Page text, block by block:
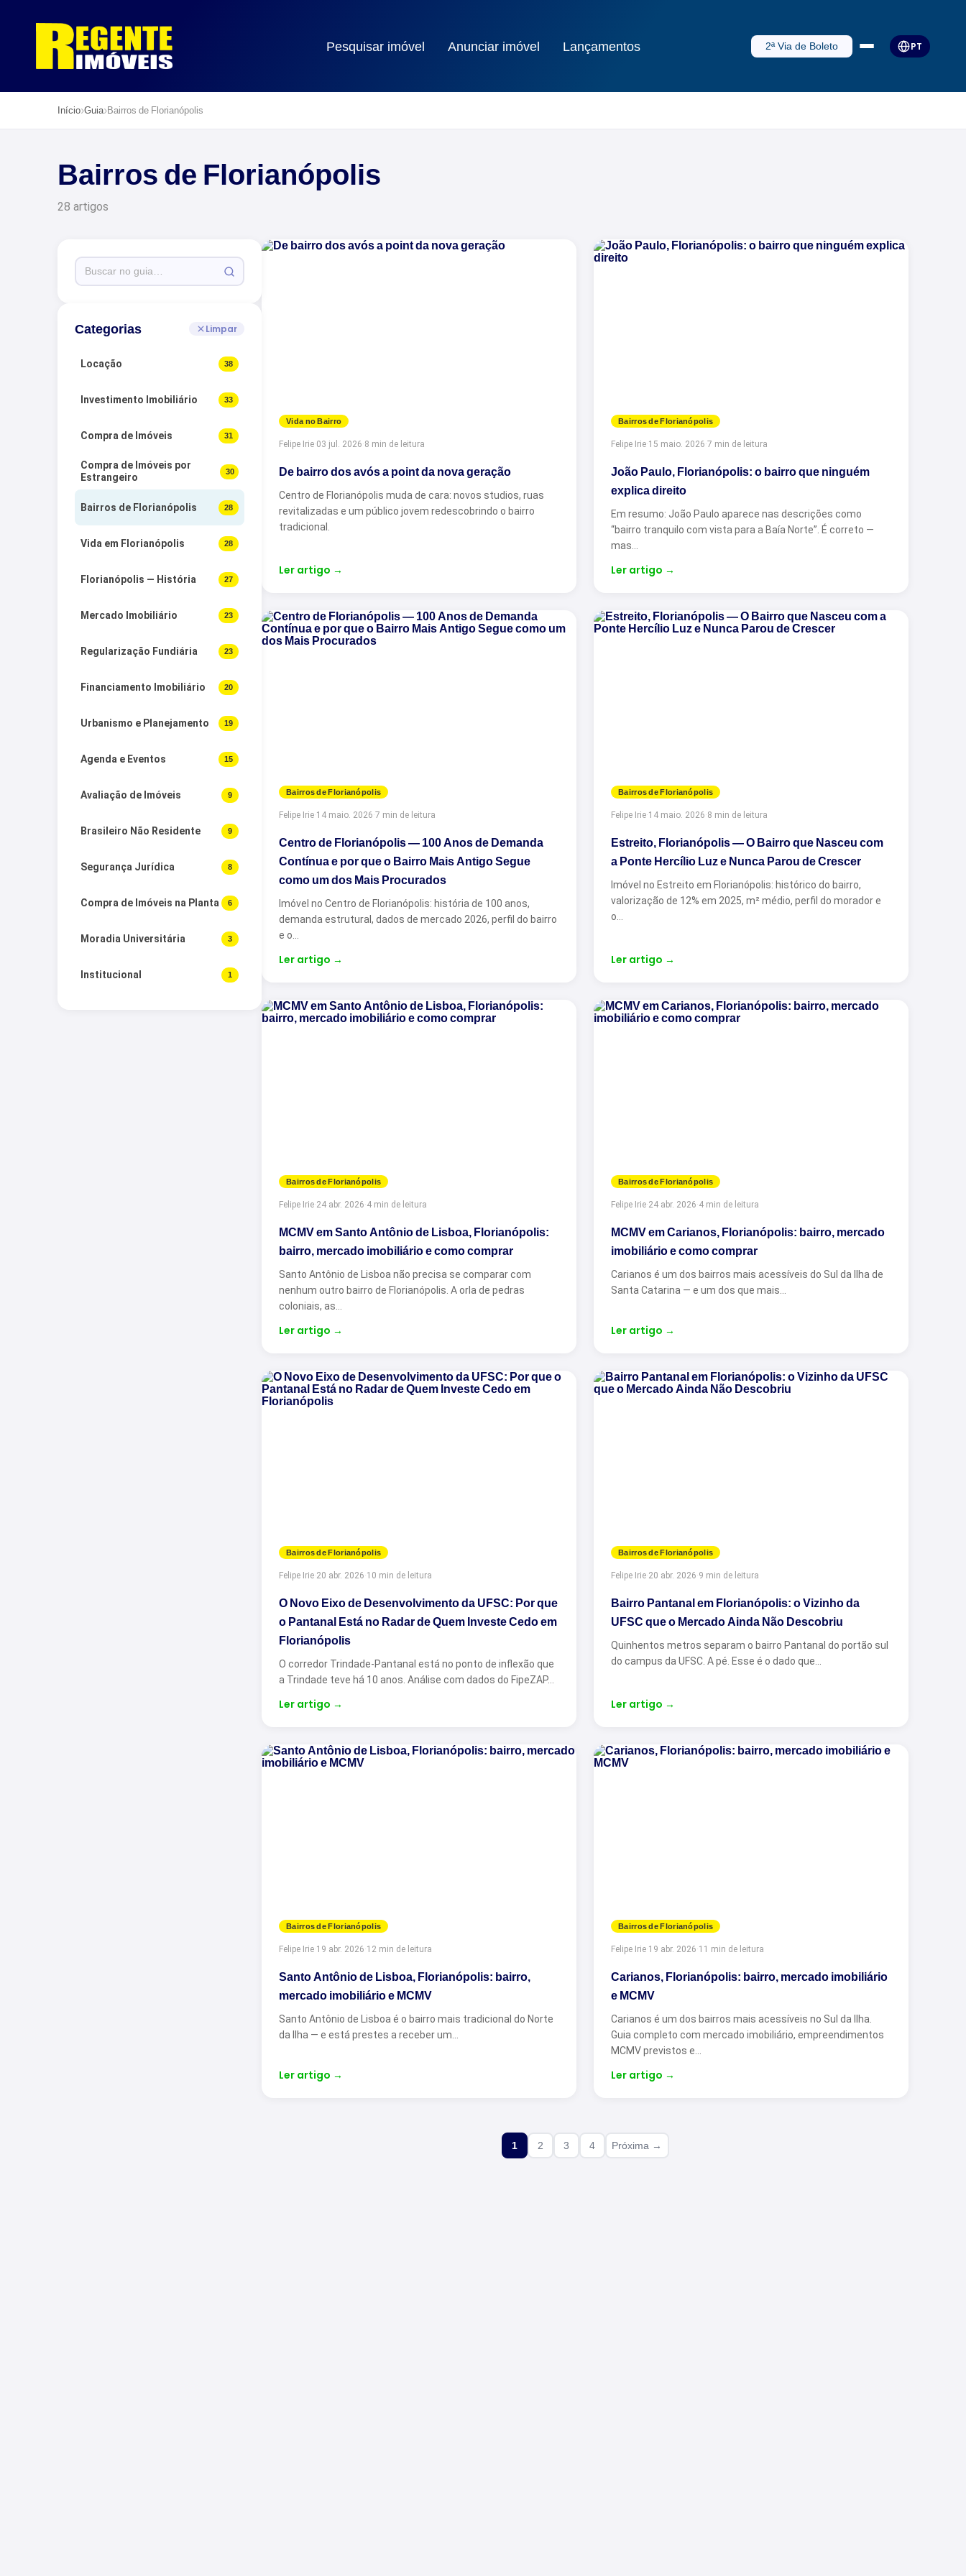
Pesquisar imóvel Anunciar imóvel Lançamentos 2ª Via de Boleto PT
Início›Guia›Bairros de Florianópolis
Bairros de Florianópolis
28 artigos
Categorias Limpar
Locação 38
Investimento Imobiliário 33
Compra de Imóveis 31
Compra de Imóveis por
Estrangeiro
30
Bairros de Florianópolis 28
Vida em Florianópolis 28
Florianópolis — História 27
Mercado Imobiliário 23
Regularização Fundiária 23
Financiamento Imobiliário 20
Urbanismo e Planejamento 19
Agenda e Eventos 15
Avaliação de Imóveis 9
Brasileiro Não Residente 9
Segurança Jurídica 8
Compra de Imóveis na Planta 6
Moradia Universitária 3
Institucional 1
Vida no Bairro
Felipe Irie·03 jul. 2026·8 min de leitura
De bairro dos avós a point da nova geração
Centro de Florianópolis muda de cara: novos studios, ruas
revitalizadas e um público jovem redescobrindo o bairro
tradicional.
Ler artigo →
Bairros de Florianópolis
Felipe Irie·15 maio. 2026·7 min de leitura
João Paulo, Florianópolis: o bairro que ninguém
explica direito
Em resumo: João Paulo aparece nas descrições como
“bairro tranquilo com vista para a Baía Norte”. É correto —
mas…
Ler artigo →
Bairros de Florianópolis
Felipe Irie·14 maio. 2026·7 min de leitura
Centro de Florianópolis — 100 Anos de Demanda
Contínua e por que o Bairro Mais Antigo Segue
como um dos Mais Procurados
Imóvel no Centro de Florianópolis: história de 100 anos,
demanda estrutural, dados de mercado 2026, perfil do bairro
e o…
Ler artigo →
Bairros de Florianópolis
Felipe Irie·14 maio. 2026·8 min de leitura
Estreito, Florianópolis — O Bairro que Nasceu com
a Ponte Hercílio Luz e Nunca Parou de Crescer
Imóvel no Estreito em Florianópolis: histórico do bairro,
valorização de 12% em 2025, m² médio, perfil do morador e
o…
Ler artigo →
Bairros de Florianópolis
Felipe Irie·24 abr. 2026·4 min de leitura
MCMV em Santo Antônio de Lisboa, Florianópolis:
bairro, mercado imobiliário e como comprar
Santo Antônio de Lisboa não precisa se comparar com
nenhum outro bairro de Florianópolis. A orla de pedras
coloniais, as…
Ler artigo →
Bairros de Florianópolis
Felipe Irie·24 abr. 2026·4 min de leitura
MCMV em Carianos, Florianópolis: bairro, mercado
imobiliário e como comprar
Carianos é um dos bairros mais acessíveis do Sul da Ilha de
Santa Catarina — e um dos que mais…
Ler artigo →
Bairros de Florianópolis
Felipe Irie·20 abr. 2026·10 min de leitura
O Novo Eixo de Desenvolvimento da UFSC: Por que
o Pantanal Está no Radar de Quem Investe Cedo em
Florianópolis
O corredor Trindade-Pantanal está no ponto de inflexão que
a Trindade teve há 10 anos. Análise com dados do FipeZAP…
Ler artigo →
Bairros de Florianópolis
Felipe Irie·20 abr. 2026·9 min de leitura
Bairro Pantanal em Florianópolis: o Vizinho da
UFSC que o Mercado Ainda Não Descobriu
Quinhentos metros separam o bairro Pantanal do portão sul
do campus da UFSC. A pé. Esse é o dado que…
Ler artigo →
Bairros de Florianópolis
Felipe Irie·19 abr. 2026·12 min de leitura
Santo Antônio de Lisboa, Florianópolis: bairro,
mercado imobiliário e MCMV
Santo Antônio de Lisboa é o bairro mais tradicional do Norte
da Ilha — e está prestes a receber um…
Ler artigo →
Bairros de Florianópolis
Felipe Irie·19 abr. 2026·11 min de leitura
Carianos, Florianópolis: bairro, mercado imobiliário
e MCMV
Carianos é um dos bairros mais acessíveis no Sul da Ilha.
Guia completo com mercado imobiliário, empreendimentos
MCMV previstos e…
Ler artigo →
1 2 3 4 Próxima →